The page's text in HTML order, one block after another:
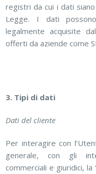
registri da cui i dati
Legge. I dati
legalmente acquisite
offerti da aziende come
3. Tipi di dati
Dati del cliente
Per interagire con
generale, con gli
commerciali e giuridici, la